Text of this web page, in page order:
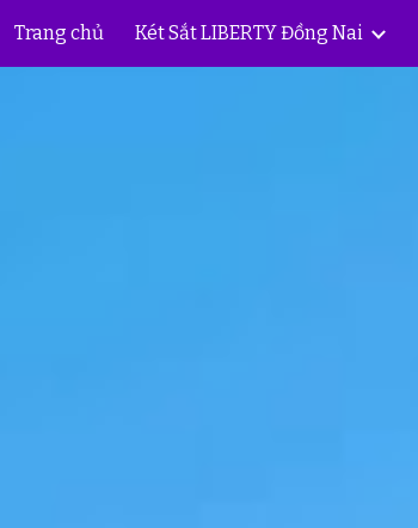
Skip to main content
Trang chủ Két Sắt LIBERTY Đồng Nai